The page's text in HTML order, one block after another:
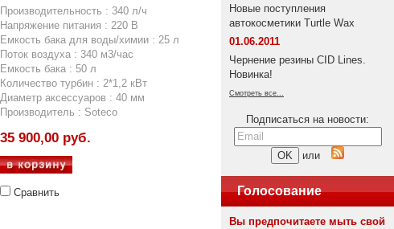
Производительность : 340 л/ч
Напряжение питания : 220 В
Емкость бака для воды/химии : 25 л
Поток воздуха : 340 м3/час
Емкость бака : 50 л
Количество турбин : 2*1,2 кВт
Диаметр аксессуаров : 40 мм
Производитель : Soteco
35 900,00 руб.
Сравнить
Новые поступления
автокосметики Turtle Wax
01.06.2011
Чернение резины CID Lines.
Новинка!
Смотреть все...
Подписаться на новости:
или
Голосование
Вы предпочитаете мыть свой